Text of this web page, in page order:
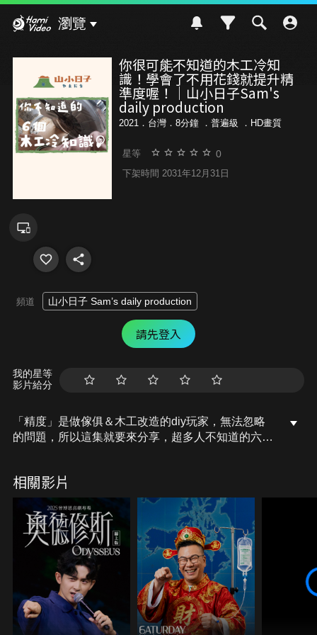
瀏覽
你很可能不知道的木工冷知
識！學會了不用花錢就提升精
準度喔！｜山小日子Sam's
daily production
2021．台灣．8分鐘 ． 普遍級 ．HD畫質
星等 0
下架時間 2031年12月31日
頻道 山小日子 Sam’s daily production
請先登入
我的星等
影片給分
「精度」是做傢俱＆木工改造的diy玩家，無法忽略
的問題，所以這集就要來分享，超多人不知道的六個
驗，一旦你了解這幾點，就可以幫助你在不花錢的情
況下，直接將精度提升一個檔次喔～快來看看說不定
你會很有收穫！
【我的ＹＴ】https://reurl.cc/D9MEZ5
【追蹤ＦＢ】https://reurl.cc/62jVqb​​​​
【追蹤ＩＧ】https://reurl.cc/Qd5nV9​​​​
【青年返鄉歷程】https://reurl.cc/4RYlX3​​​​
相關影片